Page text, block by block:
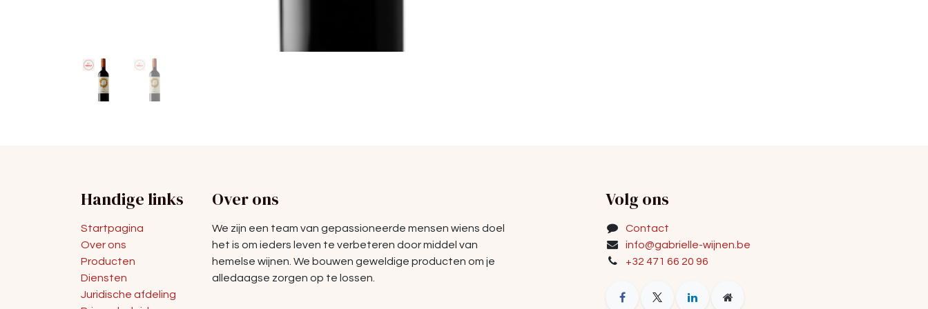
Handige links
Startpagina
Over ons
Producten
Diensten
Juridische afdeling
Over ons
We zijn een team van gepassioneerde mensen wiens doel
het is om ieders leven te verbeteren door middel van
hemelse wijnen. We bouwen geweldige producten om je
alledaagse zorgen op te lossen.
Volg ons
Contact
info@gabrielle-wijnen.be
+32 471 66 20 96